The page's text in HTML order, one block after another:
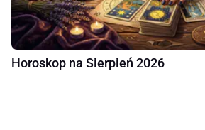
Horoskop na Sierpień 2026